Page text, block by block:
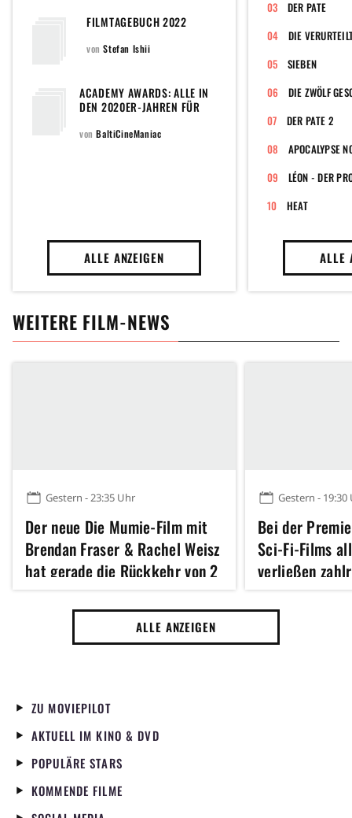
FILMTAGEBUCH 2022
vonStefan Ishii
ACADEMY AWARDS: ALLE IN
DEN 2020ER-JAHREN FÜR
FILME (DIE VERLEIHUNG DER
vonBaltiCineManiac
ALLE ANZEIGEN
DER PATE
DIE
SIEBEN
DIE ZWÖLF
DER PATE 2
APOCALYPSE
LÉON - DER
HEAT
ALLE
WEITERE FILM-NEWS
Gestern - 23:35 Uhr
Der neue Die Mumie-Film mit
Brendan Fraser & Rachel Weisz
hat gerade die Rückkehr von 2
weiteren legendären Figuren
der Reihe angekündigt
Gestern - 19:30
Bei der
Sci-Fi-Films
verließen
Kino – sogar
Star haute
ALLE ANZEIGEN
ZU MOVIEPILOT
AKTUELL IM KINO & DVD
POPULÄRE STARS
KOMMENDE FILME